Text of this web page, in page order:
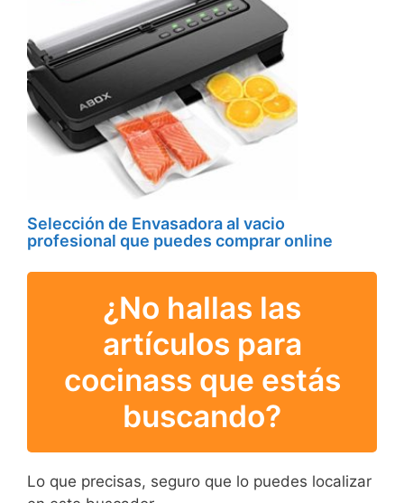
Selección de Envasadora al vacio
profesional que puedes comprar online
¿No hallas las
artículos para
cocinass que estás
buscando?
Lo que precisas, seguro que lo puedes localizar